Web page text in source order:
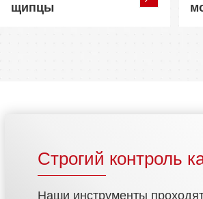
щипцы
Строгий контроль
Наши инструменты